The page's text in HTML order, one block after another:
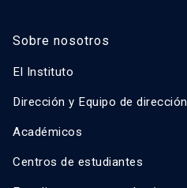
Sobre nosotros
El Instituto
Dirección y Equipo de dirección
Académicos
Centros de estudiantes